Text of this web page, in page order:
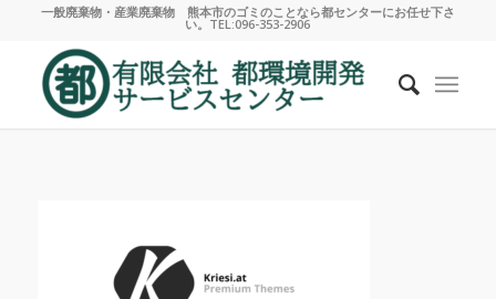
一般廃棄物・産業廃棄物 熊本市のゴミのことなら都センターにお任せ下さ
い。TEL:096-353-2906